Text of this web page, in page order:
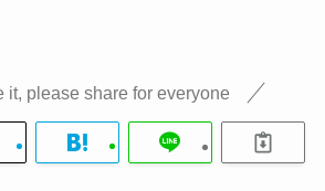
it, please share for everyone